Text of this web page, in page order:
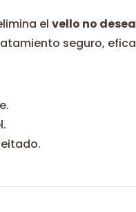
el vello no
seguro,